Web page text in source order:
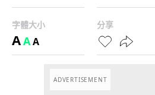
字體大小
AAA
分享
ADVERTISEMENT